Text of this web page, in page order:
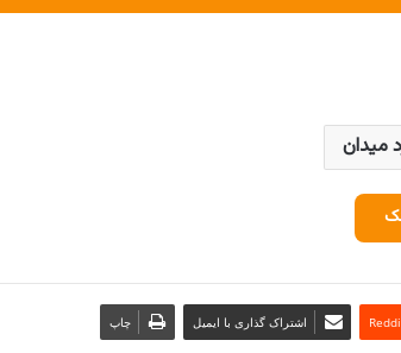
میدان
اشتراک گذاری با ایمیل چاپ